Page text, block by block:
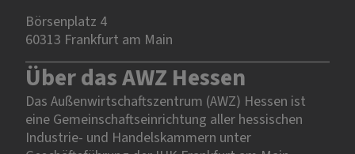
Börsenplatz 4
60313 Frankfurt am Main
Über das AWZ Hessen
Das Außenwirtschaftszentrum (AWZ) Hessen ist
eine Gemeinschaftseinrichtung aller hessischen
Industrie- und Handelskammern unter